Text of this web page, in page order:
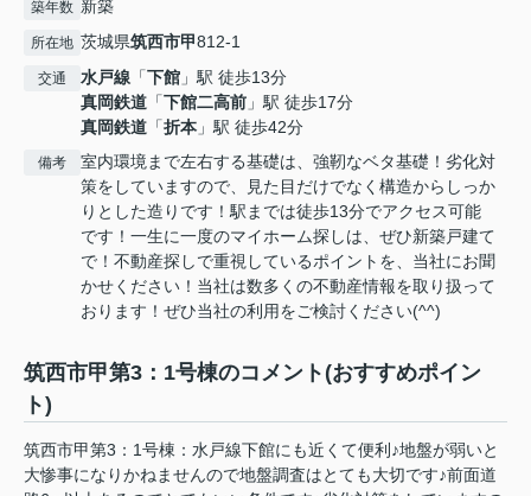
築年数 新築
所在地 茨城県筑西市甲812-1
交通 水戸線 「下館 」駅 徒歩13分
真岡鉄道 「下館二高前 」駅 徒歩17分
真岡鉄道 「折本 」駅 徒歩42分
備考
室内環境まで左右する基礎は、強靭なベタ基礎！劣化対
策をしていますので、見た目だけでなく構造からしっか
りとした造りです！駅までは徒歩13分でアクセス可能
です！一生に一度のマイホーム探しは、ぜひ新築戸建て
で！不動産探しで重視しているポイントを、当社にお聞
かせください！当社は数多くの不動産情報を取り扱って
おります！ぜひ当社の利用をご検討ください(^^)
筑西市甲第3：1号棟のコメント(おすすめポイン
ト)
筑西市甲第3：1号棟：水戸線下館にも近くて便利♪地盤が弱いと
大惨事になりかねませんので地盤調査はとても大切です♪前面道